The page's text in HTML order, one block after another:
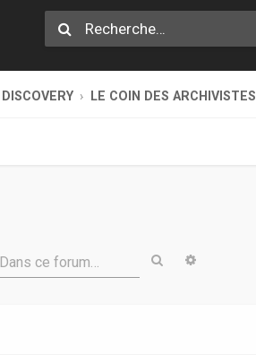
LE COIN DES ARCHIVISTES
Dans ce forum… Rechercher